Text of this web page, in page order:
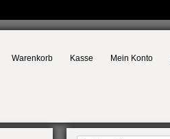
Warenkorb Kasse Mein Konto